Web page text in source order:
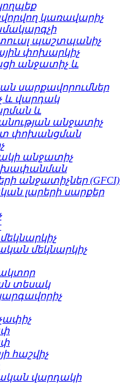
կառավարիչ
պաշտպանիչ
փոխարկիչ
անջատիչ և
սարքավորումներ
և վարդակ
և
անջատիչ
փոխանցման
անջատիչ
խափանման
անջատիչներ (GFCI)
լարերի սարքեր
մեկնարկիչ
տեսակ
հաշվիչ
վարդակի